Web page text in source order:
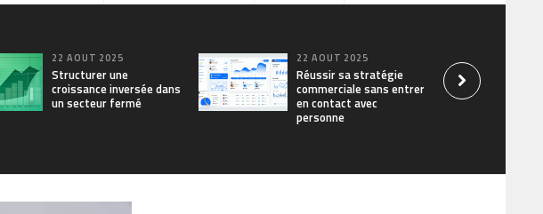
22 AOÛT 2025
Structurer une
croissance inversée dans
un secteur fermé
22 AOÛT 2025
Réussir sa stratégie
commerciale sans entrer
en contact avec
personne